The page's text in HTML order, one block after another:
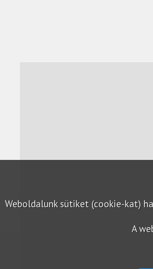
Weboldalunk sütiket (cookie-kat)
A